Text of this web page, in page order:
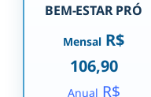
BEM-ESTAR PRÓ
Mensal R$
106,90
Anual R$